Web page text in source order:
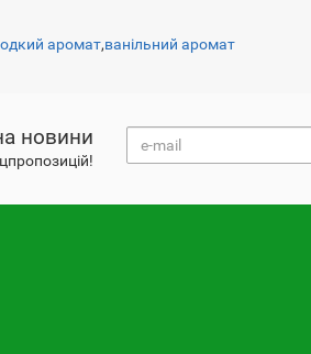
аромат,ванільний аромат
новини